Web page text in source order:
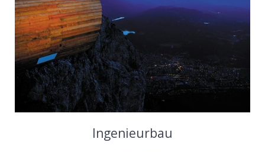
Ingenieurbau